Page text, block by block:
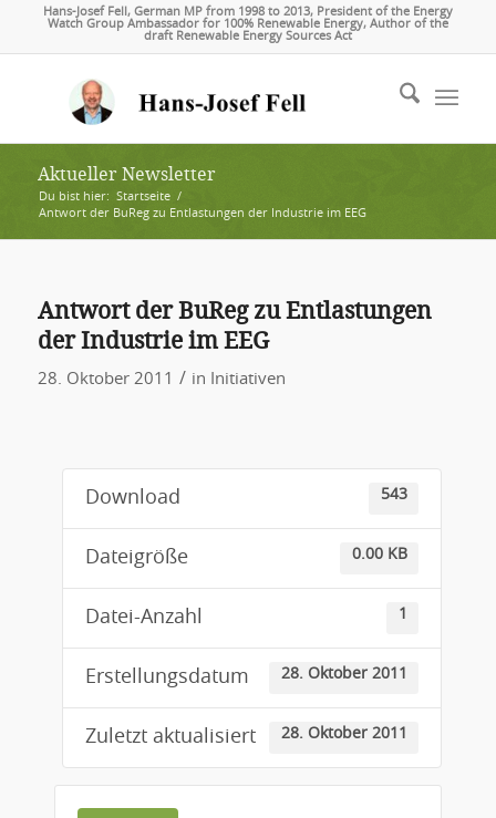
Hans-Josef Fell, German MP from 1998 to 2013, President of the Energy
Watch Group Ambassador for 100% Renewable Energy, Author of the
draft Renewable Energy Sources Act
Aktueller Newsletter
Du bist hier: Startseite /
Antwort der BuReg zu Entlastungen der Industrie im EEG
Antwort der BuReg zu Entlastungen
der Industrie im EEG
28. Oktober 2011 / in Initiativen
Download 543
Dateigröße 0.00 KB
Datei-Anzahl 1
Erstellungsdatum 28. Oktober 2011
Zuletzt aktualisiert 28. Oktober 2011